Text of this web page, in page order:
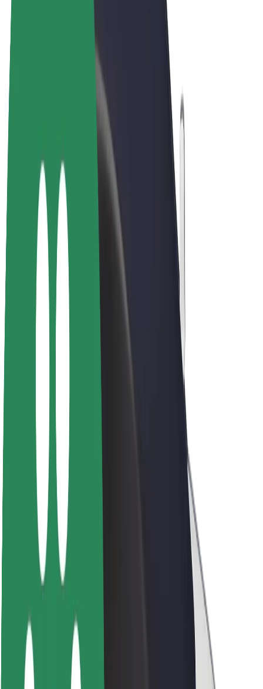
Bolt for Business
Električni bicikli
Bolt Plus
Zarađuj uz Bolt
Vozači
Zarada vozača
Dostavljači
Zarada dostavljača
O platformi Bolt
Održivost uz Bolt
Projekt nula
Blog
Novosti
Smjernice za brend
Misija
Odnosi s investitorima
Mediji
Urban Fund
Sigurnost